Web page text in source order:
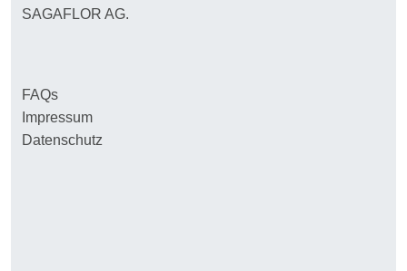
SAGAFLOR AG.
FAQs
Impressum
Datenschutz